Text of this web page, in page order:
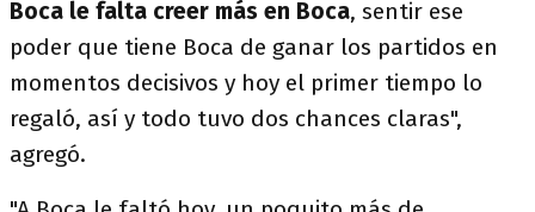
Boca le falta creer más en Boca, sentir ese
poder que tiene Boca de ganar los partidos en
momentos decisivos y hoy el primer tiempo lo
regaló, así y todo tuvo dos chances claras",
agregó.